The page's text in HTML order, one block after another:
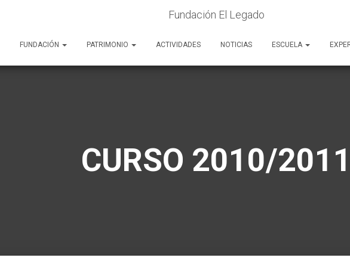
Fundación El Legado
FUNDACIÓN PATRIMONIO ACTIVIDADES NOTICIAS ESCUELA
CURSO 2010/2011